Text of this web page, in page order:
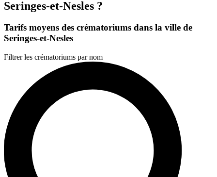
Seringes-et-Nesles ?
Tarifs moyens des crématoriums dans la ville de
Seringes-et-Nesles
Filtrer les crématoriums par nom